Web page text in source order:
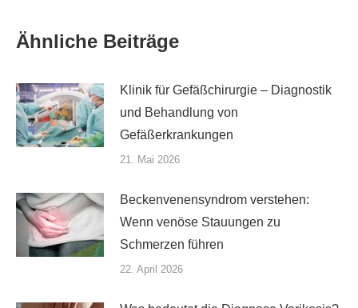
Ähnliche Beiträge
Klinik für Gefäßchirurgie – Diagnostik
und Behandlung von
Gefäßerkrankungen
21. Mai 2026
Beckenvenensyndrom verstehen:
Wenn venöse Stauungen zu
Schmerzen führen
22. April 2026